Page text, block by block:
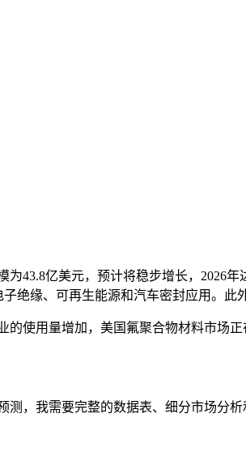
为43.8亿美元，预计将稳步增长，2026
绝缘、可再生能源和汽车密封应用。
的使用量增加，美国氟聚合物材料市场
测，我需要完整的数据表、细分市场分析